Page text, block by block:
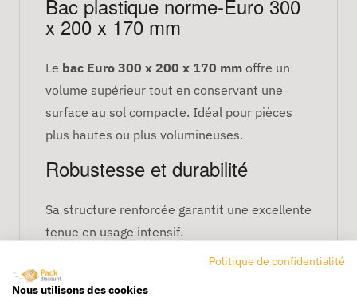
Bac plastique norme-Euro 300
x 200 x 170 mm
Le bac Euro 300 x 200 x 170 mm offre un
volume supérieur tout en conservant une
surface au sol compacte. Idéal pour pièces
plus hautes ou plus volumineuses.
Robustesse et durabilité
Sa structure renforcée garantit une excellente
tenue en usage intensif.
Caractéristiques techniquesPolitique de confidentialité
Nous utilisons des cookies